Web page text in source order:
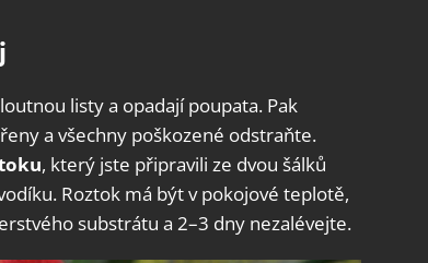
listy a opadají poupata. Pak
a všechny poškozené odstraňte.
, který jste připravili ze dvou šálků
Roztok má být v pokojové teplotě,
substrátu a 2–3 dny nezalévejte.